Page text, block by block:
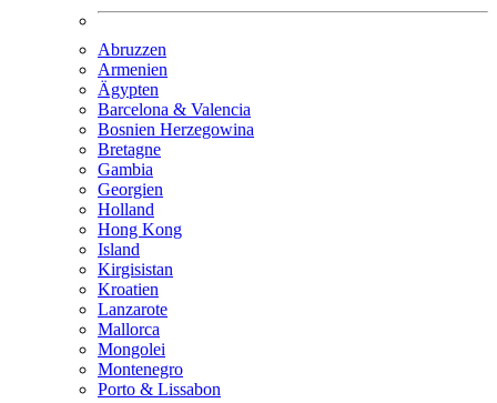
Abruzzen
Armenien
Ägypten
Barcelona & Valencia
Bosnien Herzegowina
Bretagne
Gambia
Georgien
Holland
Hong Kong
Island
Kirgisistan
Kroatien
Lanzarote
Mallorca
Mongolei
Montenegro
Porto & Lissabon